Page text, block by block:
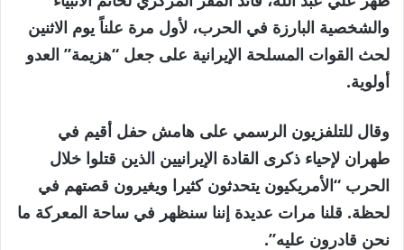
والشخصية البارزة في الحرب، لأول مرة علناً يوم الاثنين
لحث القوات المسلحة الإيرانية على جعل “هزيمة” العدو
أولوية.
وقال للتلفزيون الرسمي على هامش حفل أقيم في
طهران لإحياء ذكرى القادة الإيرانيين الذين قتلوا خلال
الحرب “الأمريكيون يتحدثون كثيرا ويغيرون قصتهم في
لحظة. قلنا مرات عديدة إننا سنظهر في ساحة المعركة ما
نحن قادرون عليه”.